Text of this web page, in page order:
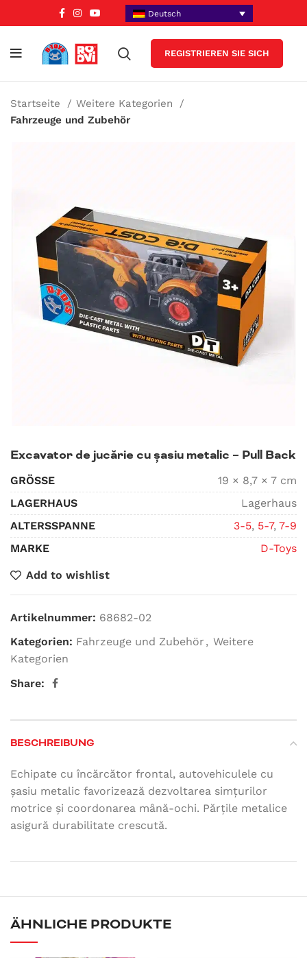
Deutsch
REGISTRIEREN SIE SICH
Startseite
Weitere Kategorien
Fahrzeuge und Zubehör
Excavator de jucărie cu șasiu metalic – Pull Back
GRÖSSE
19 × 8,7 × 7 cm
LAGERHAUS
Lagerhaus
ALTERSSPANNE
3-5, 5-7, 7-9
MARKE
D-Toys
Add to wishlist
Artikelnummer: 68682-02
Kategorien: Fahrzeuge und Zubehör , Weitere
Kategorien
Share:
BESCHREIBUNG
Echipate cu încărcător frontal, autovehiculele cu
șasiu metalic favorizează dezvoltarea simțurilor
motrice și coordonarea mână-ochi. Părțile metalice
asigură durabilitate crescută.
ÄHNLICHE PRODUKTE